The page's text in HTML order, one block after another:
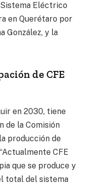
Eléctrico
en Querétaro por
González, y la
de CFE
en 2030, tiene
de la Comisión
producción de
CFE
que se produce y
total del sistema